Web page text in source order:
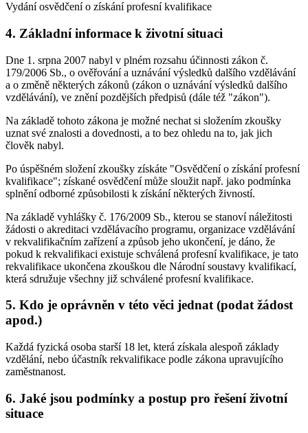
Vydání osvědčení o získání profesní kvalifikace
4. Základní informace k životní situaci
Dne 1. srpna 2007 nabyl v plném rozsahu účinnosti zákon č.
179/2006 Sb., o ověřování a uznávání výsledků dalšího vzdělávání
a o změně některých zákonů (zákon o uznávání výsledků dalšího
vzdělávání), ve znění pozdějších předpisů (dále též "zákon").
Na základě tohoto zákona je možné nechat si složením zkoušky
uznat své znalosti a dovednosti, a to bez ohledu na to, jak jich
člověk nabyl.
Po úspěšném složení zkoušky získáte "Osvědčení o získání profesní
kvalifikace"; získané osvědčení může sloužit např. jako podmínka
splnění odborné způsobilosti k získání některých živností.
Na základě vyhlášky č. 176/2009 Sb., kterou se stanoví náležitosti
žádosti o akreditaci vzdělávacího programu, organizace vzdělávání
v rekvalifikačním zařízení a způsob jeho ukončení, je dáno, že
pokud k rekvalifikaci existuje schválená profesní kvalifikace, je tato
rekvalifikace ukončena zkouškou dle Národní soustavy kvalifikací,
která sdružuje všechny již schválené profesní kvalifikace.
5. Kdo je oprávněn v této věci jednat (podat žádost
apod.)
Každá fyzická osoba starší 18 let, která získala alespoň základy
vzdělání, nebo účastník rekvalifikace podle zákona upravujícího
zaměstnanost.
6. Jaké jsou podmínky a postup pro řešení životní
situace